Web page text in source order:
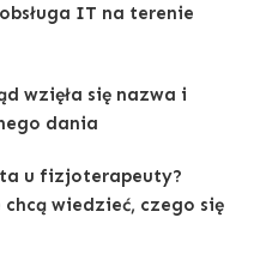
IT na terenie
wzięła się nazwa i
dania
u fizjoterapeuty?
wiedzieć, czego się